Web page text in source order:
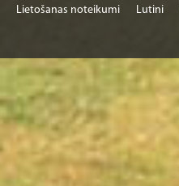
Lietošanas noteikumi Lutini